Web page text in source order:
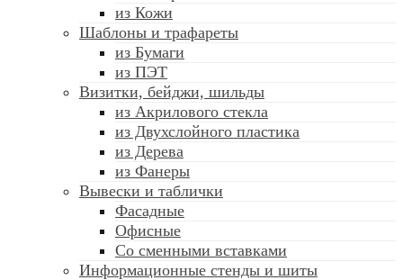
из Кожи
Шаблоны и трафареты
из Бумаги
из ПЭТ
Визитки, бейджи, шильды
из Акрилового стекла
из Двухслойного пластика
из Дерева
из Фанеры
Вывески и таблички
Фасадные
Офисные
Со сменными вставками
Информационные стенды и шиты